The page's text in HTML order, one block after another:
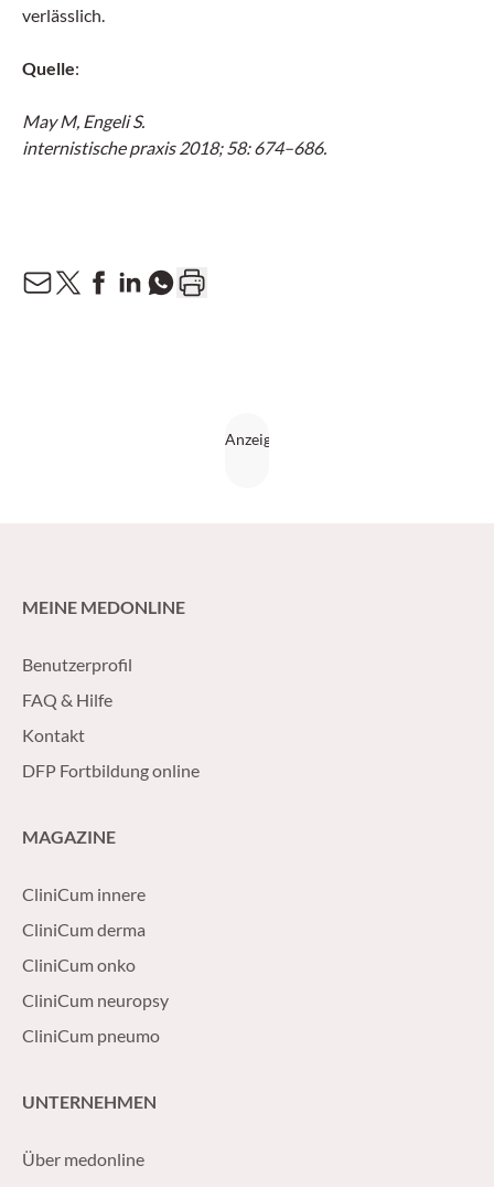
verlässlich.
Quelle:
May M, Engeli S.
internistische praxis 2018; 58: 674–686.
MEINE MEDONLINE
Benutzerprofil
FAQ & Hilfe
Kontakt
DFP Fortbildung online
MAGAZINE
CliniCum innere
CliniCum derma
CliniCum onko
CliniCum neuropsy
CliniCum pneumo
UNTERNEHMEN
Über medonline